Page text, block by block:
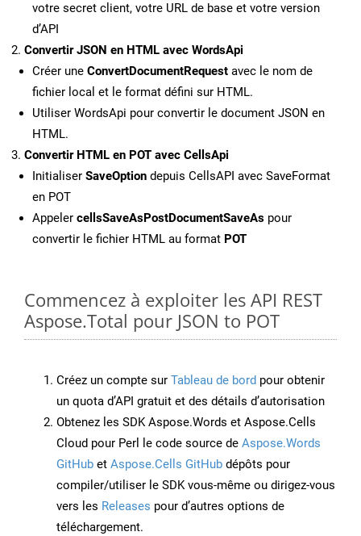
votre secret client, votre URL de base et votre version
d’API
Convertir JSON en HTML avec WordsApi
Créer une ConvertDocumentRequest avec le nom de
fichier local et le format défini sur HTML.
Utiliser WordsApi pour convertir le document JSON en
HTML.
Convertir HTML en POT avec CellsApi
Initialiser SaveOption depuis CellsAPI avec SaveFormat
en POT
Appeler cellsSaveAsPostDocumentSaveAs pour
convertir le fichier HTML au format POT
Commencez à exploiter les API REST
Aspose.Total pour JSON to POT
Créez un compte sur Tableau de bord pour obtenir
un quota d’API gratuit et des détails d’autorisation
Obtenez les SDK Aspose.Words et Aspose.Cells
Cloud pour Perl le code source de Aspose.Words
GitHub et Aspose.Cells GitHub dépôts pour
compiler/utiliser le SDK vous-même ou dirigez-vous
vers les Releases pour d’autres options de
téléchargement.